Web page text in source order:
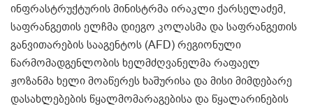
ინფრასტრუქტურის მინისტრმა ირაკლი ქარსელაძემ,
საფრანგეთის ელჩმა დიეგო კოლასმა და საფრანგეთის
განვითარების სააგენტოს (AFD) რეგიონული
წარმომადგენლობის ხელმძღვანელმა რაფაელ
ჟოზანმა ხელი მოაწერეს ხაშურისა და მისი მიმდებარე
დასახლებების წყალმომარაგებისა და წყალარინების